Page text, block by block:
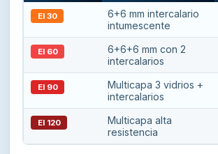
EI 30
6+6 mm intercalario
intumescente
EI 60
6+6+6 mm con 2
intercalarios
EI 90
Multicapa 3 vidrios +
intercalarios
EI 120
Multicapa alta
resistencia